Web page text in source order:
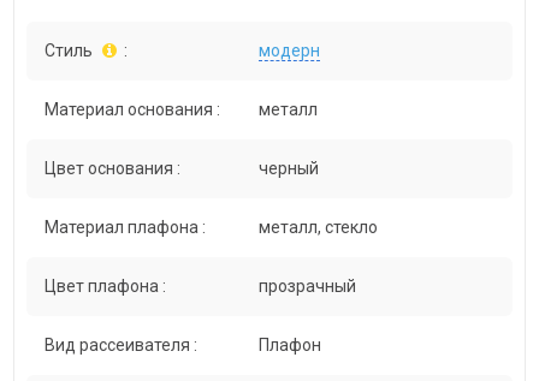
Стиль : модерн
Материал основания : металл
Цвет основания : черный
Материал плафона : металл, стекло
Цвет плафона : прозрачный
Вид рассеивателя : Плафон